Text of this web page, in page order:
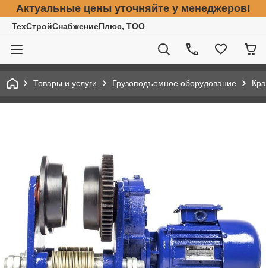
Актуальные цены уточняйте у менеджеров!
ТехСтройСнабжениеПлюс, ТОО
Товары и услуги Грузоподъемное оборудование